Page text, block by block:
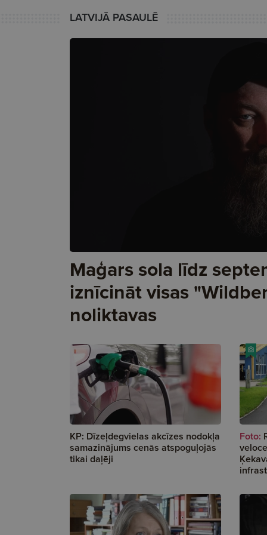
LATVIJĀ PASAULĒ
Maģars sola līdz
iznīcināt visas
noliktavas
KP: Dīzeļdegvielas akcīzes nodokļa
samazinājums cenās atspoguļojās
tikai daļēji
Foto: